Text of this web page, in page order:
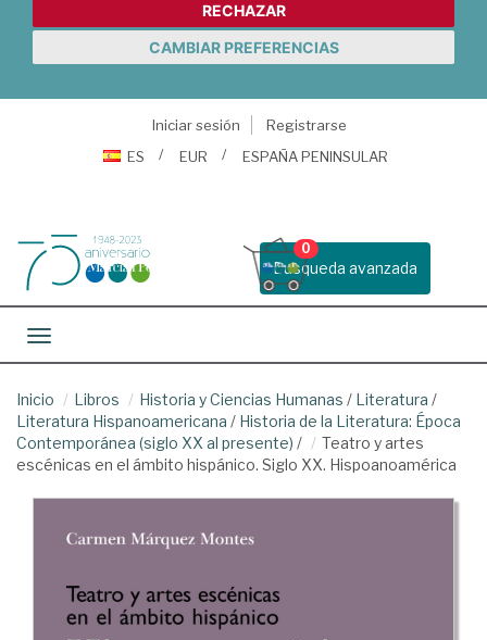
RECHAZAR
CAMBIAR PREFERENCIAS
Iniciar sesión
Registrarse
ES
EUR ESPAÑA PENINSULAR
Busqueda avanzada
0
Toggle navigation
Inicio Libros Historia y Ciencias Humanas / Literatura /
Literatura Hispanoamericana / Historia de la Literatura: Época
Contemporánea (siglo XX al presente) /
Teatro y artes
escénicas en el ámbito hispánico. Siglo XX. Hispoanoamérica